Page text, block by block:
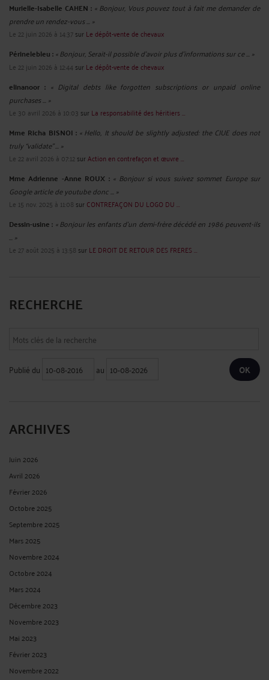
Murielle-Isabelle CAHEN : « Bonjour, Vous pouvez tout à fait me demander de
prendre un rendez-vous ... »
Le 22 juin 2026 à 14:37sur Le dépôt-vente de chevaux
Périnelebleu :« Bonjour, Serait-il possible d'avoir plus d'informations sur ce ... »
Le 22 juin 2026 à 12:44 sur Le dépôt-vente de chevaux
elinanoor : « Digital debts like forgotten subscriptions or unpaid online
purchases ... »
Le 30 avril 2026 à 10:03 sur La responsabilité des héritiers ...
Mme Richa BISNOI : « Hello, It should be slightly adjusted: the CJUE does not
truly “validate” ... »
Le 22 avril 2026 à 07:12surAction en contrefaçon et œuvre ...
Mme Adrienne -Anne ROUX : « Bonjour si vous suivez sommet Europe sur
Google article de youtube donc ... »
Le 15 nov. 2025 à 11:08 sur CONTREFAÇON DU LOGO DU ...
Dessin-usine : « Bonjour les enfants d'un demi-frère décédé en 1986 peuvent-ils
... »
Le 27 août 2025 à 13:58 sur LE DROIT DE RETOUR DES FRERES ...
RECHERCHE
Publié du au
ARCHIVES
Juin 2026
Avril 2026
Février 2026
Octobre 2025
Septembre 2025
Mars 2025
Novembre 2024
Octobre 2024
Mars 2024
Décembre 2023
Novembre 2023
Mai 2023
Février 2023
Novembre 2022